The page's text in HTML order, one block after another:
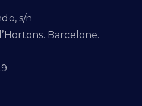
s/n
Barcelone.